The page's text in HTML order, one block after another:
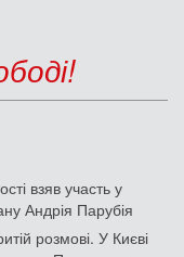
взяв участь у
Андрія Парубія
розмові. У Києві